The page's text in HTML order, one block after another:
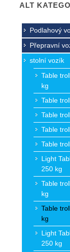
ALT
Podlahový
Přepravní
stolní vozík
Table
kg
Table
Table
Table
Table
Light
250 kg
Table
kg
Table
kg
Light
250 kg